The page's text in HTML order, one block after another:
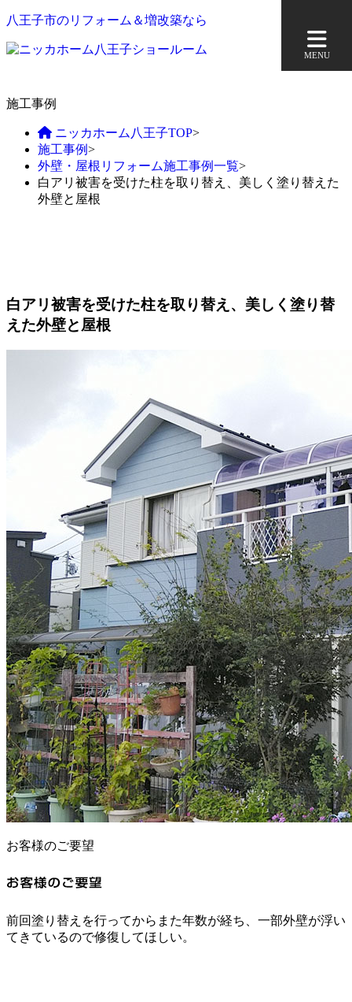
八王子市のリフォーム＆増改築なら
MENU
施工事例
ニッカホーム八王子TOP>
施工事例>
外壁・屋根リフォーム施工事例一覧>
白アリ被害を受けた柱を取り替え、美しく塗り替えた
外壁と屋根
白アリ被害を受けた柱を取り替え、美しく塗り替
えた外壁と屋根
お客様のご要望
前回塗り替えを行ってからまた年数が経ち、一部外壁が浮い
てきているので修復してほしい。